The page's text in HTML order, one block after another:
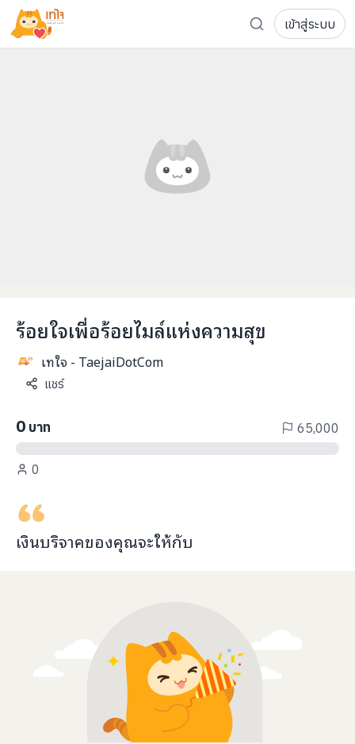
รู้จักเทใจ
ส่งโครงการ
FAQ เจ้าของโครงการ
098-615-5885
info@taejai.com
นโยบายความเป็นส่วนตัว
ภาษา: ไทย ENG
เข้าสู่ระบบ
ร้อยใจเพื่อร้อยไมล์แห่งความสุข
เทใจ - TaejaiDotCom
แชร์
0 บาท 65,000
0
เงินบริจาคของคุณจะให้กับ